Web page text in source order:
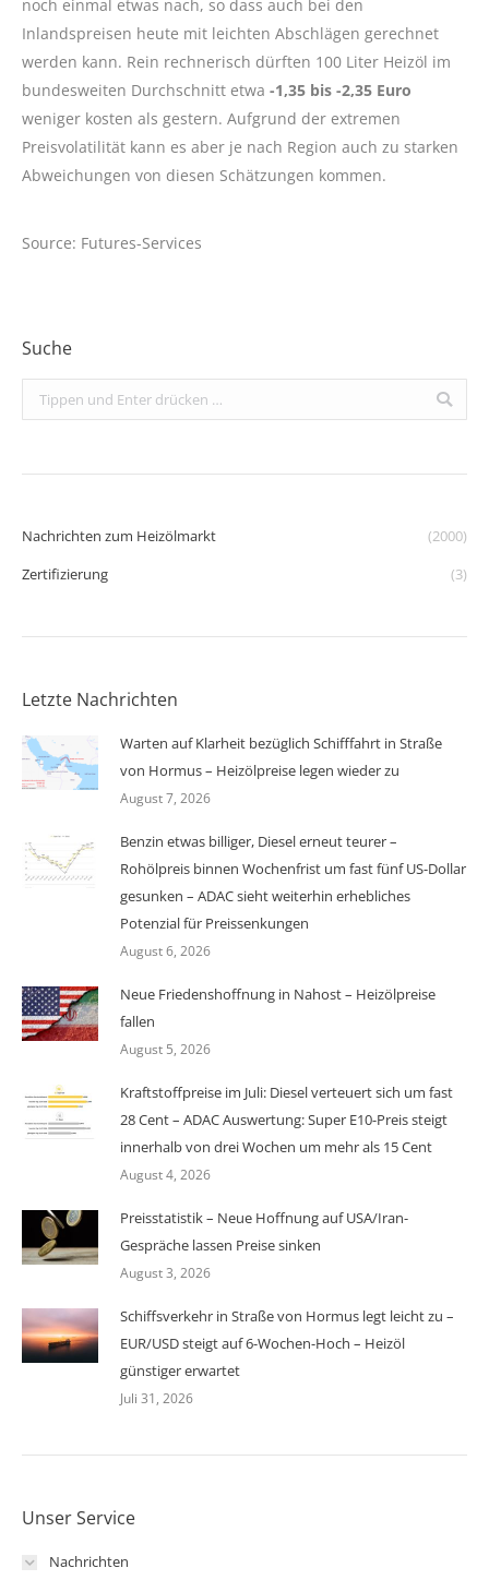
noch einmal etwas nach, so dass auch bei den
Inlandspreisen heute mit leichten Abschlägen gerechnet
werden kann. Rein rechnerisch dürften 100 Liter Heizöl im
bundesweiten Durchschnitt etwa -1,35 bis -2,35 Euro
weniger kosten als gestern. Aufgrund der extremen
Preisvolatilität kann es aber je nach Region auch zu starken
Abweichungen von diesen Schätzungen kommen.
Source: Futures-Services
Suche
Search:
Nachrichten zum Heizölmarkt
(2000)
Zertifizierung
(3)
Letzte Nachrichten
Warten auf Klarheit bezüglich Schifffahrt in Straße
von Hormus – Heizölpreise legen wieder zu
August 7, 2026
Benzin etwas billiger, Diesel erneut teurer –
Rohölpreis binnen Wochenfrist um fast fünf US-Dollar
gesunken – ADAC sieht weiterhin erhebliches
Potenzial für Preissenkungen
August 6, 2026
Neue Friedenshoffnung in Nahost – Heizölpreise
fallen
August 5, 2026
Kraftstoffpreise im Juli: Diesel verteuert sich um fast
28 Cent – ADAC Auswertung: Super E10-Preis steigt
innerhalb von drei Wochen um mehr als 15 Cent
August 4, 2026
Preisstatistik – Neue Hoffnung auf USA/Iran-
Gespräche lassen Preise sinken
August 3, 2026
Schiffsverkehr in Straße von Hormus legt leicht zu –
EUR/USD steigt auf 6-Wochen-Hoch – Heizöl
günstiger erwartet
Juli 31, 2026
Unser Service
Nachrichten